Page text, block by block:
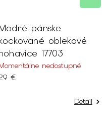
pánske
oblekové
nohavice 17703
nedostupné
€
Detail